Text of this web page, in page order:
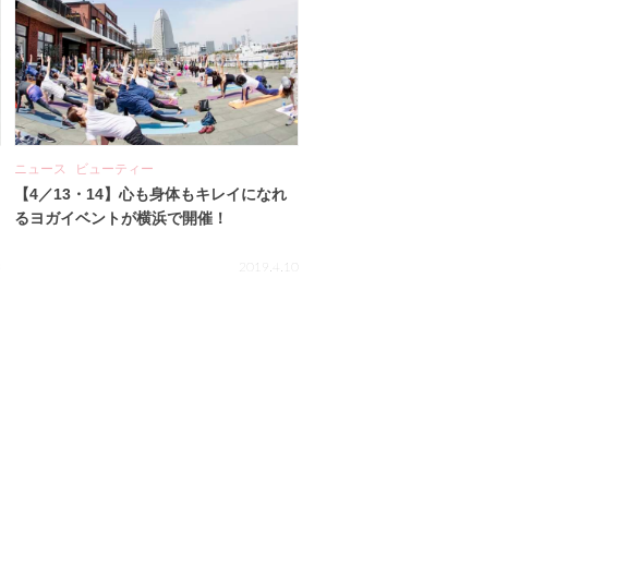
ニュース ビューティー
【4／13・14】心も身体もキレイになれ
るヨガイベントが横浜で開催！
2019.4.10